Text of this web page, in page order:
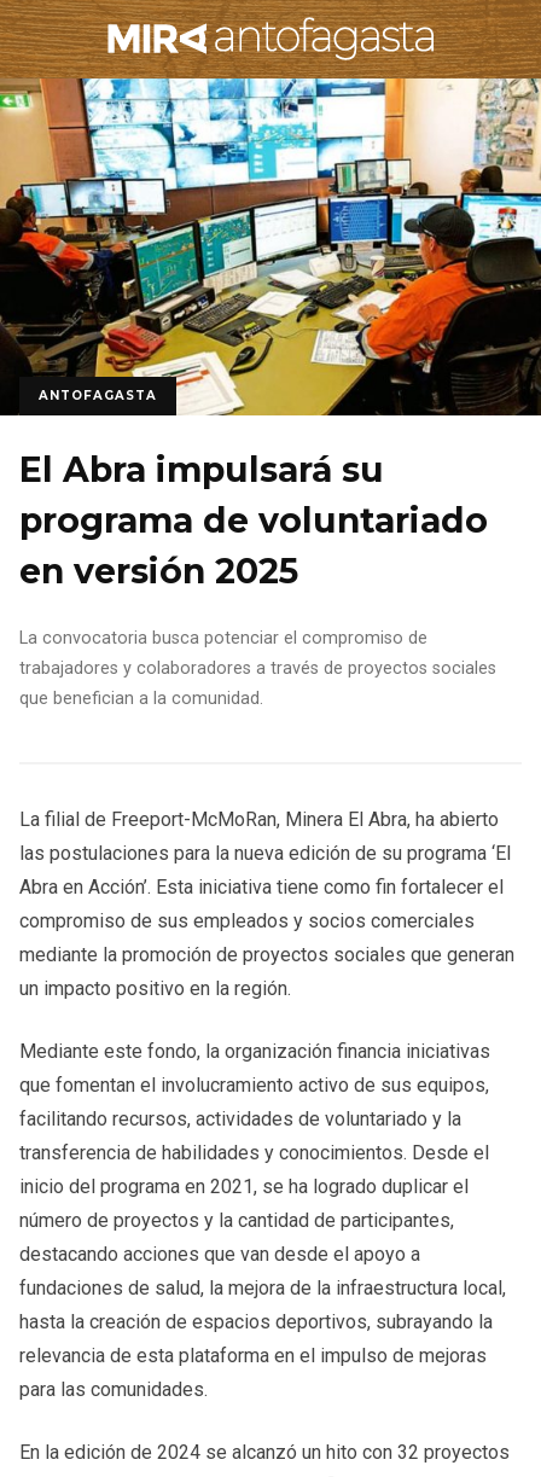
ANTOFAGASTA
El Abra impulsará su
programa de voluntariado
en versión 2025
La convocatoria busca potenciar el compromiso de
trabajadores y colaboradores a través de proyectos sociales
que benefician a la comunidad.
La filial de Freeport-McMoRan, Minera El Abra, ha abierto
las postulaciones para la nueva edición de su programa ‘El
Abra en Acción’. Esta iniciativa tiene como fin fortalecer el
compromiso de sus empleados y socios comerciales
mediante la promoción de proyectos sociales que generan
un impacto positivo en la región.
Mediante este fondo, la organización financia iniciativas
que fomentan el involucramiento activo de sus equipos,
facilitando recursos, actividades de voluntariado y la
transferencia de habilidades y conocimientos. Desde el
inicio del programa en 2021, se ha logrado duplicar el
número de proyectos y la cantidad de participantes,
destacando acciones que van desde el apoyo a
fundaciones de salud, la mejora de la infraestructura local,
hasta la creación de espacios deportivos, subrayando la
relevancia de esta plataforma en el impulso de mejoras
para las comunidades.
En la edición de 2024 se alcanzó un hito con 32 proyectos